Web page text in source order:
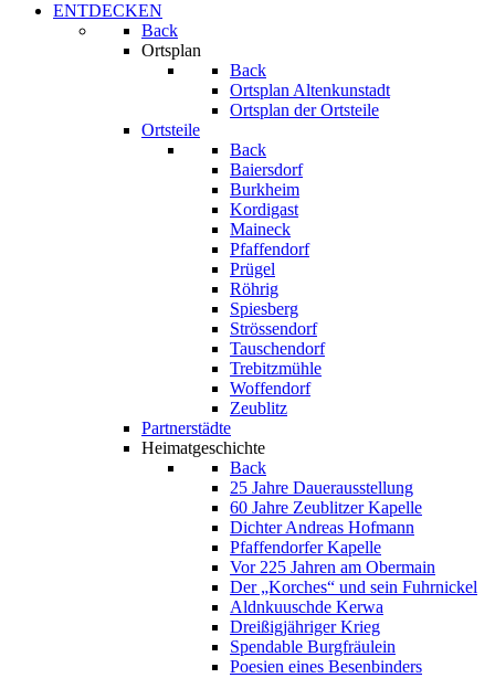
ENTDECKEN
Back
Ortsplan
Back
Ortsplan Altenkunstadt
Ortsplan der Ortsteile
Ortsteile
Back
Baiersdorf
Burkheim
Kordigast
Maineck
Pfaffendorf
Prügel
Röhrig
Spiesberg
Strössendorf
Tauschendorf
Trebitzmühle
Woffendorf
Zeublitz
Partnerstädte
Heimatgeschichte
Back
25 Jahre Dauerausstellung
60 Jahre Zeublitzer Kapelle
Dichter Andreas Hofmann
Pfaffendorfer Kapelle
Vor 225 Jahren am Obermain
Der „Korches“ und sein Fuhrnickel
Aldnkuuschde Kerwa
Dreißigjähriger Krieg
Spendable Burgfräulein
Poesien eines Besenbinders